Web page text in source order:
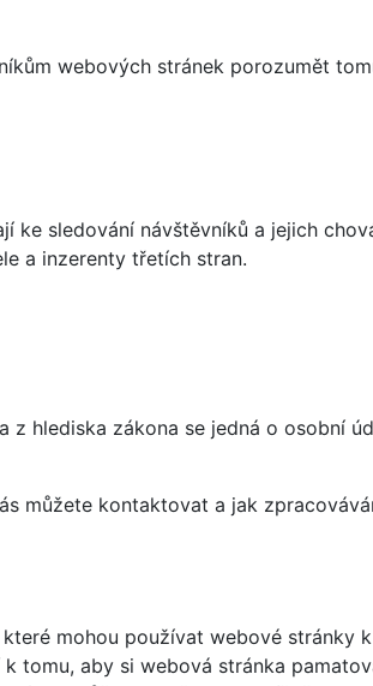
webových stránek porozumět
ke sledování návštěvníků a jejich
a inzerenty třetích stran.
hlediska zákona se jedná o osobní
můžete kontaktovat a jak
mohou používat webové stránky
tomu, aby si webová stránka